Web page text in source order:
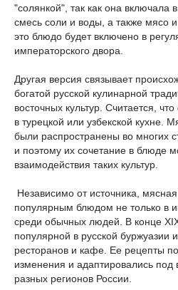
"солянкой", так как она включала
смесь соли и воды, а также мясо
это блюдо будет включено в
императорского двора.
Другая версия связывает
богатой русской кулинарной
восточных культур. Считается,
в турецкой или узбекской кухне.
были распространены во многих
и поэтому их сочетание в блюде
взаимодействия таких культур.
Независимо от источника,
популярным блюдом не только в
среди обычных людей. В конце
популярной в русской
ресторанов и кафе. Ее рецепты
изменения и адаптировались под
разных регионов России.